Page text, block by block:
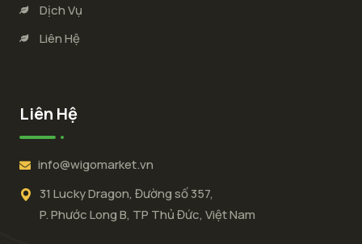
Dịch Vụ
Liên Hệ
Liên Hệ
info@wigomarket.vn
31 Lucky Dragon, Đường số 357,
P. Phước Long B, TP Thủ Đức, Việt Nam